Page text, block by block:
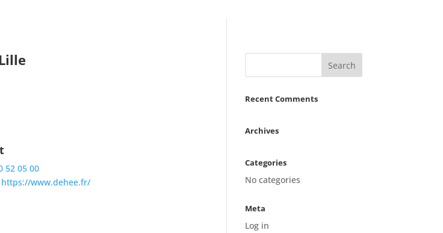
52 05 00
https://www.dehee.fr/
Recent Comments
Archives
Categories
No categories
Meta
Log in